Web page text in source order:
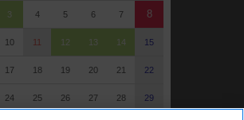
3 4 5 6 7 8
10 11 12 13 14 15
17 18 19 20 21 22
24 25 26 27 28 29